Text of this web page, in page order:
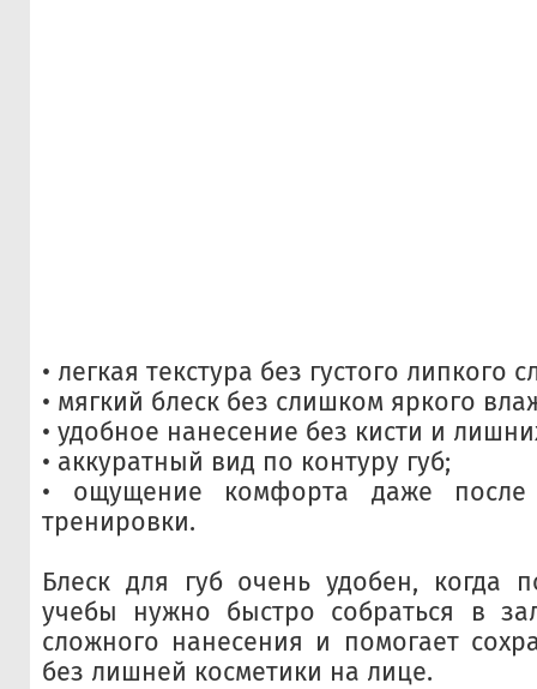
• легкая текстура без густого липкого
• мягкий блеск без слишком яркого
• удобное нанесение без кисти и
• аккуратный вид по контуру губ;
• ощущение комфорта даже после
тренировки.
Блеск для губ очень удобен, когда
учебы нужно быстро собраться в
сложного нанесения и помогает
без лишней косметики на лице.